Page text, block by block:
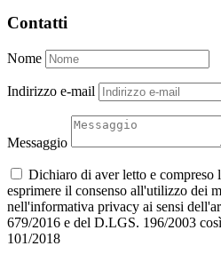
Contatti
Nome
Indirizzo e-mail
Messaggio
Dichiaro di aver letto e
esprimere il consenso all'utilizzo dei
nell'informativa privacy ai sensi
679/2016 e del D.LGS. 196/2003
101/2018